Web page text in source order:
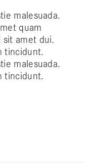
malesuada.
quam
sit amet dui.
tincidunt.
malesuada.
tincidunt.